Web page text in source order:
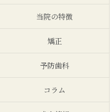
当院の特徴
矯正
予防歯科
コラム